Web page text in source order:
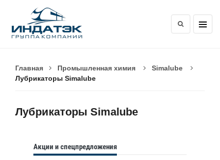
Главная Промышленная химия
Simalube
Лубрикаторы Simalube
Лубрикаторы Simalube
Акции и спецпредложения